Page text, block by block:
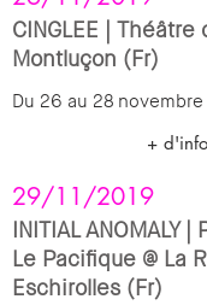
CINGLEE |
Montluçon (Fr)
Du 26 au 28 novembre
+
29/11/2019
INITIAL ANOMALY |
Le Pacifique @ La
Eschirolles (Fr)